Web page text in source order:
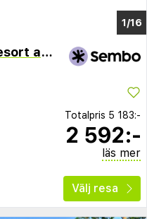
1/12
Kalypso Cretan Village Resort and Spa
Totalpris 5 183:-
2 592:-
läs mer
Välj resa